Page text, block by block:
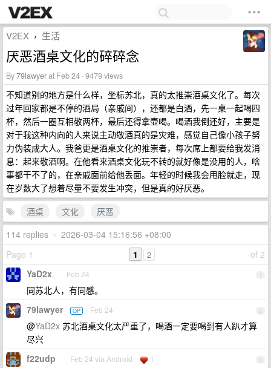
V2EX › 生活
厌恶酒桌文化的碎碎念
By79lawyerat Feb 24 · 9479 views
不知道别的地方是什么样，坐标苏北，真的太推崇酒桌文化了。每次
过年回家都是不停的酒局（亲戚间），还都是白酒，先一桌一起喝四
杯，然后一圈互相敬两杯，最后还得拿壶喝。喝酒我倒还好，主要是
对于我这种内向的人来说主动敬酒真的是灾难，感觉自己像小孩子努
力伪装成大人。我爸更是酒桌文化的推崇者，每次席上都要给我发消
息：起来敬酒啊。在他看来酒桌文化玩不转的就好像是没用的人，啥
事都干不了的，在亲戚面前给他丢面。年轻的时候我会甩脸就走，现
在岁数大了想着尽量不要发生冲突，但是真的好厌恶。
酒桌
文化
厌恶
114 replies • 2026-03-04 15:16:56 +08:00
Page 1
of 2
1 2
1
YaD2x Feb 24
同苏北人，有同感。
2
79lawyer OP Feb 24
@YaD2x 苏北酒桌文化太严重了，喝酒一定要喝到有人趴才算
尽兴
3
f22udp Feb 24 via Android 1